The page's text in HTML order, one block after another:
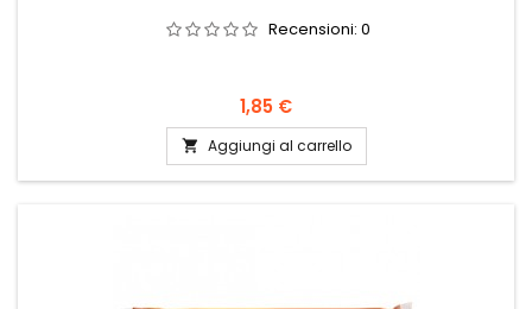
Recensioni: 0
Prezzo
1,85 €
 Aggiungi al carrello